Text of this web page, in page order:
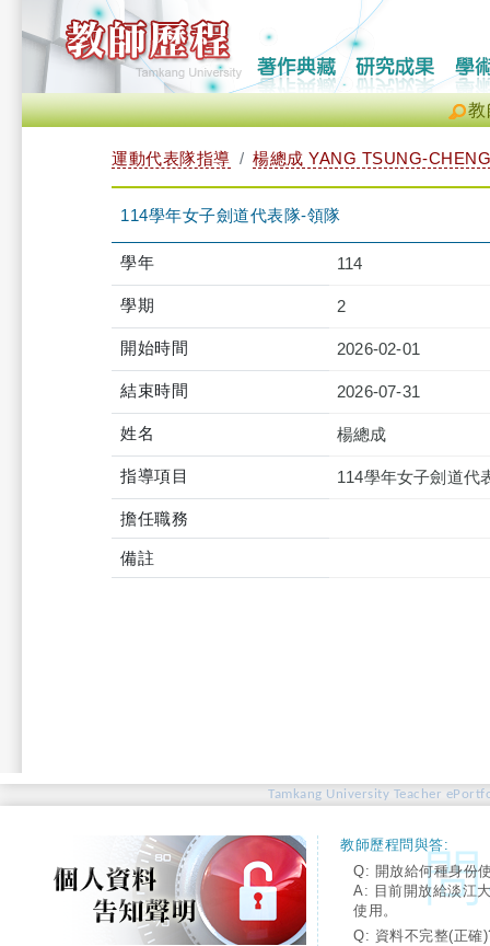
教
運動代表隊指導 楊總成 YANG TSUNG-CHENG
114學年女子劍道代表隊-領隊
學年 114
學期 2
開始時間 2026-02-01
結束時間 2026-07-31
姓名 楊總成
指導項目 114學年女子劍道代
擔任職務
備註
Tamkang University Teacher
教師歷程問與答:
Q: 開放給何種身份
A: 目前開放給淡江
使用。
Q: 資料不完整(正確